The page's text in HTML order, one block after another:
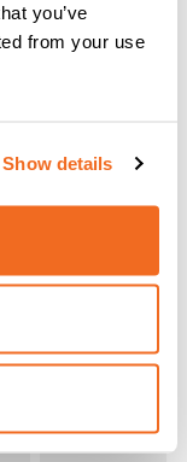
you’ve
from your use
Show details
400
3